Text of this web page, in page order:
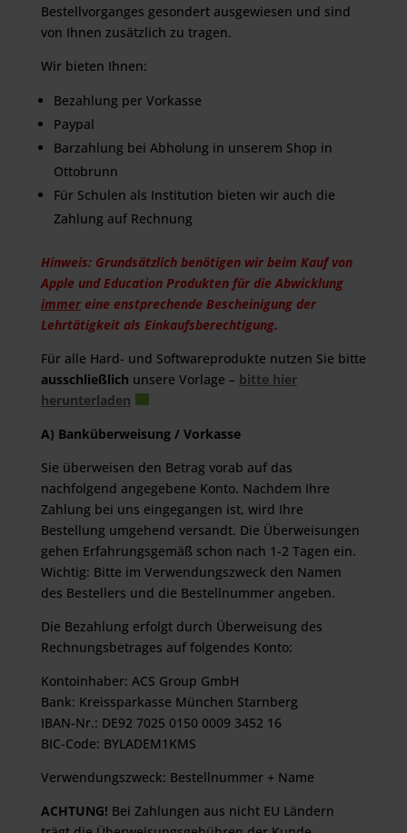
Bestellvorganges gesondert ausgewiesen und sind
von Ihnen zusätzlich zu tragen.
Wir bieten Ihnen:
Bezahlung per Vorkasse
Paypal
Barzahlung bei Abholung in unserem Shop in
Ottobrunn
Für Schulen als Institution bieten wir auch die
Zahlung auf Rechnung
Hinweis: Grundsätzlich benötigen wir beim Kauf von
Apple und Education Produkten für die Abwicklung
immereine enstprechende Bescheinigung der
Lehrtätigkeit als Einkaufsberechtigung.
Für alle Hard- und Softwareprodukte nutzen Sie bitte
ausschließlich unsere Vorlage – bitte hier
herunterladen
A) Banküberweisung / Vorkasse
Sie überweisen den Betrag vorab auf das
nachfolgend angegebene Konto. Nachdem Ihre
Zahlung bei uns eingegangen ist, wird Ihre
Bestellung umgehend versandt. Die Überweisungen
gehen Erfahrungsgemäß schon nach 1-2 Tagen ein.
Wichtig: Bitte im Verwendungszweck den Namen
des Bestellers und die Bestellnummer angeben.
Die Bezahlung erfolgt durch Überweisung des
Rechnungsbetrages auf folgendes Konto:
Kontoinhaber: ACS Group GmbH
Bank: Kreissparkasse München Starnberg
IBAN-Nr.: DE92 7025 0150 0009 3452 16
BIC-Code: BYLADEM1KMS
Verwendungszweck: Bestellnummer + Name
ACHTUNG! Bei Zahlungen aus nicht EU Ländern